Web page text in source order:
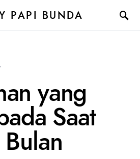
PAPI BUNDA
yang
Saat